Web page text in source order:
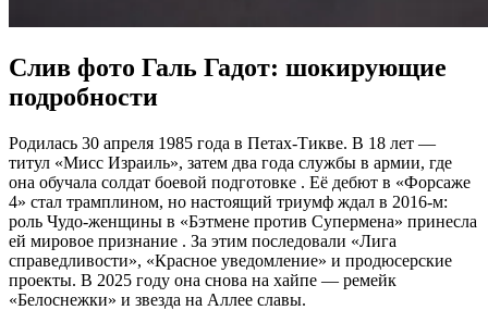
Слив фото Галь Гадот: шокирующие
подробности
Родилась 30 апреля 1985 года в Петах-Тикве. В 18 лет —
титул «Мисс Израиль», затем два года службы в армии, где
она обучала солдат боевой подготовке . Её дебют в «Форсаже
4» стал трамплином, но настоящий триумф ждал в 2016-м:
роль Чудо-женщины в «Бэтмене против Супермена» принесла
ей мировое признание . За этим последовали «Лига
справедливости», «Красное уведомление» и продюсерские
проекты. В 2025 году она снова на хайпе — ремейк
«Белоснежки» и звезда на Аллее славы.